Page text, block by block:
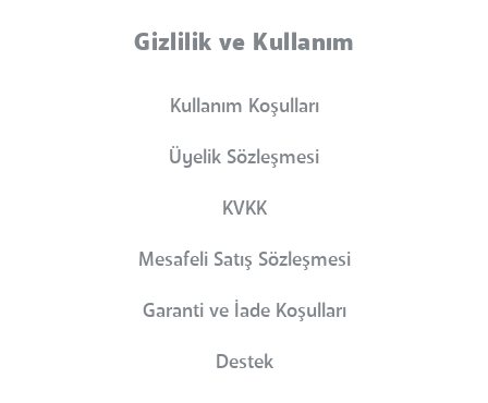
Gizlilik ve Kullanım
Kullanım Koşulları
Üyelik Sözleşmesi
KVKK
Mesafeli Satış Sözleşmesi
Garanti ve İade Koşulları
Destek